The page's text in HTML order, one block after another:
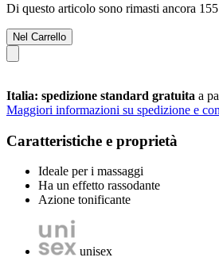
Di questo articolo sono rimasti ancora
Nel Carrello
Italia: spedizione standard gratuita a
Maggiori informazioni su spedizione e
Caratteristiche e proprietà
Ideale per i massaggi
Ha un effetto rassodante
Azione tonificante
unisex